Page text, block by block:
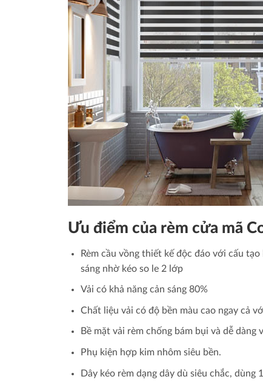
Ưu điểm của rèm cửa mã
Rèm cầu vồng thiết kế độc đáo với cấu
sáng nhờ kéo so le 2 lớp
Vải có khả năng cản sáng 80%
Chất liệu vải có độ bền màu cao ngay cả
Bề mặt vải rèm chống bám bụi và dễ dàng
Phụ kiện hợp kim nhôm siêu bền.
Dây kéo rèm dạng dây dù siêu chắc, dùng